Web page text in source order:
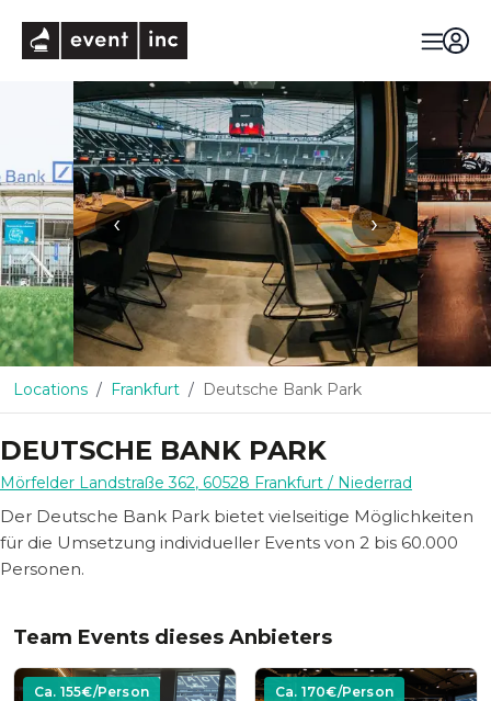
‹ ›
Locations Frankfurt Deutsche Bank Park
DEUTSCHE BANK PARK
Mörfelder Landstraße 362, 60528 Frankfurt / Niederrad
Der Deutsche Bank Park bietet vielseitige Möglichkeiten
für die Umsetzung individueller Events von 2 bis 60.000
Personen.
Team Events dieses Anbieters
Ca. 155€/Person Ca. 170€/Person